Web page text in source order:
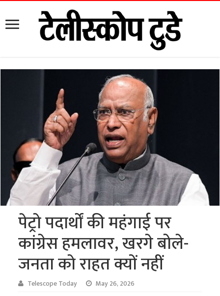
पेट्रो पदार्थों की महंगाई पर
कांग्रेस हमलावर, खरगे बोले-
जनता को राहत क्यों नहीं
Telescope Today May 26, 2026